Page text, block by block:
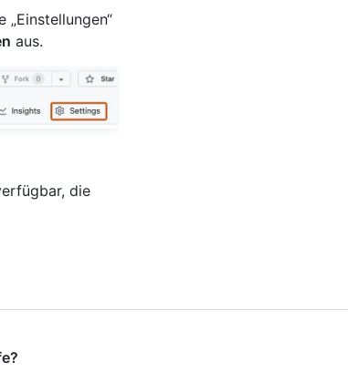
„Einstellungen“
aus.
die